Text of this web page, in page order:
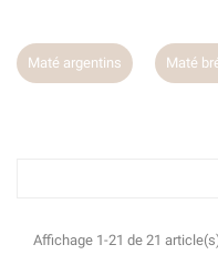
Maté brésiliens Maté
Affichage 1-21 de 21